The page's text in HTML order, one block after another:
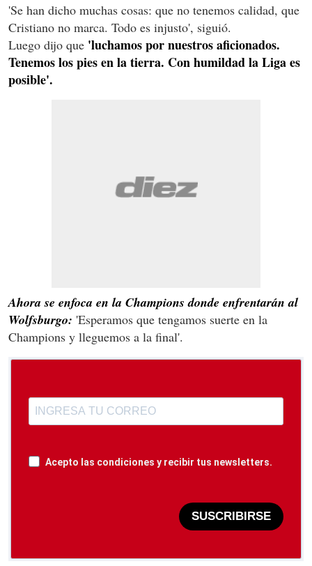
'Se han dicho muchas cosas: que no tenemos calidad, que
Cristiano no marca. Todo es injusto', siguió.
Luego dijo que 'luchamos por nuestros aficionados.
Tenemos los pies en la tierra. Con humildad la Liga es
posible'.
Ahora se enfoca en la Champions donde enfrentarán al
Wolfsburgo: 'Esperamos que tengamos suerte en la
Champions y lleguemos a la final'.
Acepto las condiciones y recibir tus newsletters.
SUSCRIBIRSE